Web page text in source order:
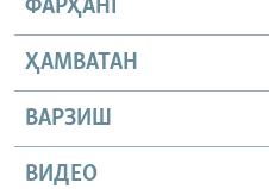
ФАРҲАНГ
ҲАМВАТАН
ВАРЗИШ
ВИДЕО